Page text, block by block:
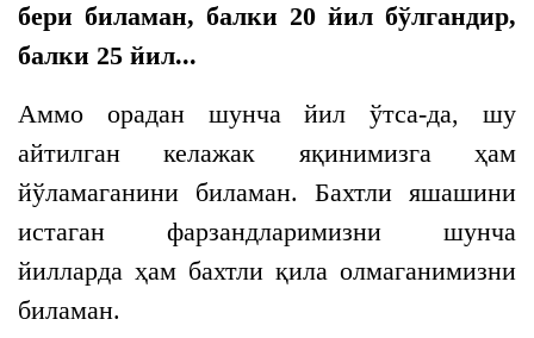
бери биламан, балки 20 йил бўлгандир,
балки 25 йил...
Аммо орадан шунча йил ўтса-да, шу
айтилган келажак яқинимизга ҳам
йўламаганини биламан. Бахтли яшашини
истаган фарзандларимизни шунча
йилларда ҳам бахтли қила олмаганимизни
биламан.